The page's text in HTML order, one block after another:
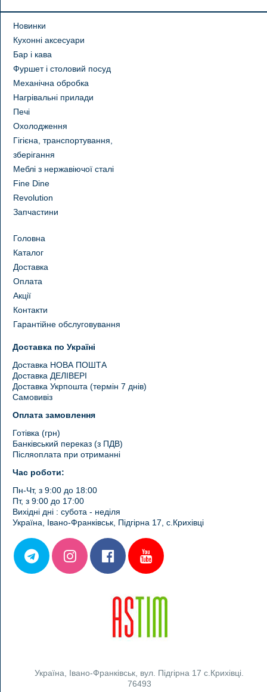
Новинки
Кухонні аксесуари
Бар і кава
Фуршет і столовий посуд
Механічна обробка
Нагрівальні прилади
Печі
Охолодження
Гігієна, транспортування,
зберігання
Меблі з нержавіючої сталі
Fine Dine
Revolution
Запчастини
Головна
Каталог
Доставка
Оплата
Акції
Контакти
Гарантійне обслуговування
Доставка по Україні
Доставка НОВА ПОШТА
Доставка ДЕЛІВЕРІ
Доставка Укрпошта (термін 7 днів)
Самовивіз
Оплата замовлення
Готівка (грн)
Банківський переказ (з ПДВ)
Післяоплата при отриманні
Час роботи:
Пн-Чт, з 9:00 до 18:00
Пт, з 9:00 до 17:00
Вихідні дні : субота - неділя
Україна, Івано-Франківськ, Підгірна 17, с.Крихівці
Україна Івано-Франківськ вул. Підгірна 17 с.Крихівці.
76493